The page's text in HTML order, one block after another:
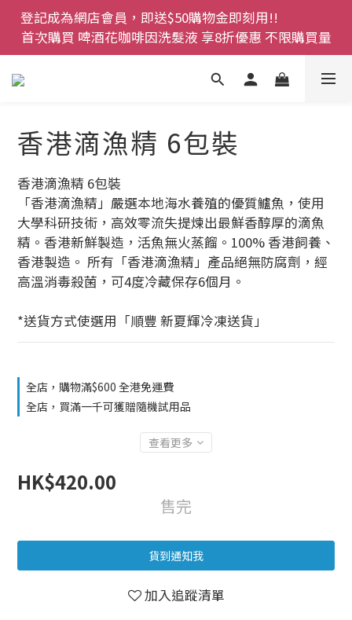
登記成為網店會員，即送$50購物金即刻用!!
首次購買 啤酒花咖啡因洗髮液 享8折優惠 不限購買量
登記成為網店會員，即送$50購物金即刻用!!
首次購買 啤酒花咖啡因洗髮液 享8折優惠 不限購買量
網店會員一年內累積消費 $4500 即刻變身 VIP 全年正
價貨 85 折，幫朋友買大家一齊抵 !!
今期優惠!! 濕疹救星 濕疹專用噴霧 買一枝送一件 50克
裝 濕疹舒敏膏   幼兒適用
登記成為網店會員，即送$50購物金即刻用!!
首次購買 啤酒花咖啡因洗髮液 享8折優惠 不限購買量
香港滴漁精 6包裝
香港滴漁精 6包裝
「香港滴漁精」嚴選本地海水養殖的優質鱸魚，使用
大學科研技術，高效零流失提煉出最鮮香醇厚的滴魚
精。香港新鮮製造，活魚無火蒸餾。100% 香港飼養、
香港製造。 所有「香港滴漁精」產品絕無防腐劑，經
高溫消毒殺菌，可4度冷藏保存6個月。
*送貨方式使選用「順豐 新夏輝冷凍送貨」
全店，購物滿$600 全港免運費
全店，買滿一千可獲贈隨機試用品
查看更多
HK$420.00
售完
貨到通知我
加入追蹤清單